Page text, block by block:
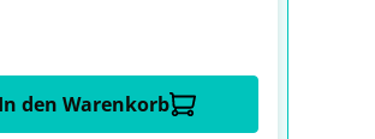
In den Warenkorb